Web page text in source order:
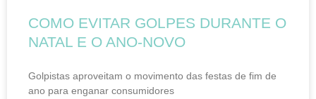
COMO EVITAR GOLPES DURANTE O
NATAL E O ANO-NOVO
Golpistas aproveitam o movimento das festas de fim de
ano para enganar consumidores